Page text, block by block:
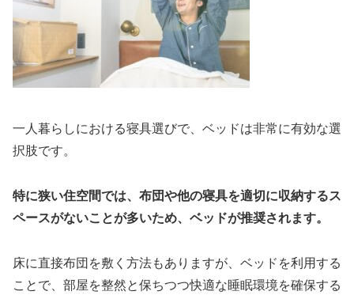
一人暮らしにおける寝具選びで、ベッドは非常に有効な選
択肢です。
特に狭い住空間では、布団や他の寝具を適切に収納するス
ペースがないことが多いため、ベッドが推奨されます。
床に直接布団を敷く方法もありますが、ベッドを利用する
ことで、部屋を整然と保ちつつ快適な睡眠環境を確保する